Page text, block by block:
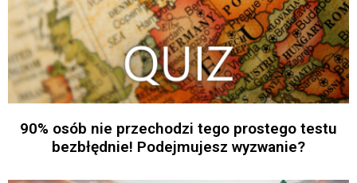
90% osób nie przechodzi tego prostego testu
bezbłędnie! Podejmujesz wyzwanie?